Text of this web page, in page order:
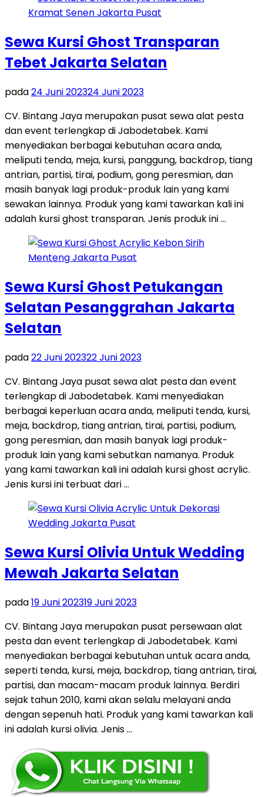
Sewa Kursi Ghost Transparan
Tebet Jakarta Selatan
pada24 Juni 202324 Juni 2023
CV. Bintang Jaya merupakan pusat sewa alat pesta
dan event terlengkap di Jabodetabek. Kami
menyediakan berbagai kebutuhan acara anda,
meliputi tenda, meja, kursi, panggung, backdrop, tiang
antrian, partisi, tirai, podium, gong peresmian, dan
masih banyak lagi produk-produk lain yang kami
sewakan lainnya. Produk yang kami tawarkan kali ini
adalah kursi ghost transparan. Jenis produk ini …
Sewa Kursi Ghost Petukangan
Selatan Pesanggrahan Jakarta
Selatan
pada22 Juni 202322 Juni 2023
CV. Bintang Jaya pusat sewa alat pesta dan event
terlengkap di Jabodetabek. Kami menyediakan
berbagai keperluan acara anda, meliputi tenda, kursi,
meja, backdrop, tiang antrian, tirai, partisi, podium,
gong peresmian, dan masih banyak lagi produk-
produk lain yang kami sebutkan namanya. Produk
yang kami tawarkan kali ini adalah kursi ghost acrylic.
Jenis kursi ini terbuat dari …
Sewa Kursi Olivia Untuk Wedding
Mewah Jakarta Selatan
pada19 Juni 202319 Juni 2023
CV. Bintang Jaya merupakan pusat persewaan alat
pesta dan event terlengkap di Jabodetabek. Kami
menyediakan berbagai kebutuhan untuk acara anda,
seperti tenda, kursi, meja, backdrop, tiang antrian, tirai,
partisi, dan macam-macam produk lainnya. Berdiri
sejak tahun 2010, kami akan selalu melayani anda
dengan sepenuh hati. Produk yang kami tawarkan kali
ini adalah kursi olivia. Jenis …